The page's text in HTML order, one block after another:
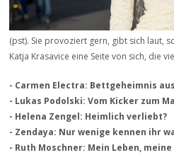
(pst). Sie provoziert gern, gibt sich laut,
Katja Krasavice eine Seite von sich, die
- Carmen Electra: Bettgeheimnis
- Lukas Podolski: Vom Kicker zum
- Helena Zengel: Heimlich verliebt?
- Zendaya: Nur wenige kennen ihr
- Ruth Moschner: Mein Leben, meine